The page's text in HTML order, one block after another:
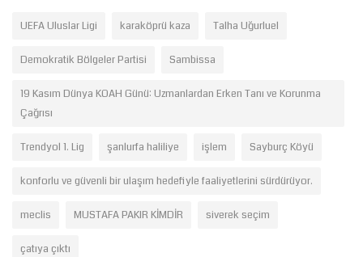
UEFA Uluslar Ligi karaköprü kaza Talha Uğurluel
Demokratik Bölgeler Partisi Sambissa
19 Kasım Dünya KOAH Günü: Uzmanlardan Erken Tanı ve Korunma
Çağrısı
Trendyol 1. Lig şanlurfa haliliye işlem Sayburç Köyü
konforlu ve güvenli bir ulaşım hedefiyle faaliyetlerini sürdürüyor.
meclis MUSTAFA PAKIR KİMDİR siverek seçim
çatıya çıktı